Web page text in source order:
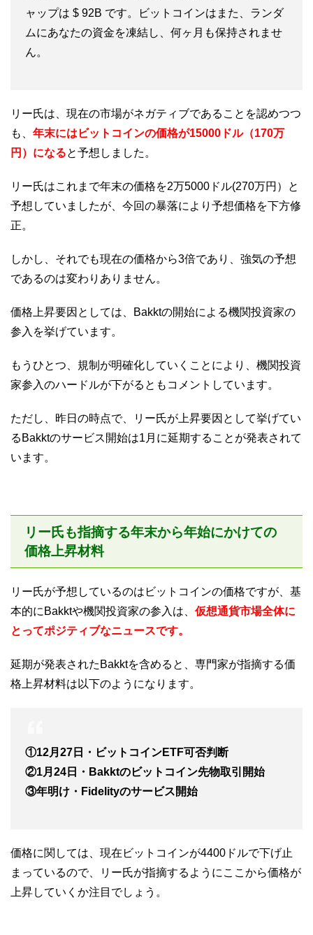
ャップは $ 92B です。ビットコインはまた、ランダ
ムにあなたの資金を凍結し、何ヶ月も保持されませ
ん。
リー氏は、現在の市場がネガティブであることを認めつつ
も、 年末にはビットコインの価格が15000ドル（170万
円）になると予想しました。
リー氏はこれまで年末の価格を2万5000ドル(270万円）と
予想していましたが、今回の暴落により予想価格を下方修
正。
しかし、それでも現在の価格から3倍であり、強気の予想
であるのは変わりありません。
価格上昇要因としては、Bakktの開始による機関投資家の
参入を挙げています。
もうひとつ、規制が明確化していくことにより、機関投資
家参入のハードルが下がるともコメントしています。
ただし、昨日の時点で、リー氏が上昇要因として挙げてい
るBakktのサービス開始は1月に延期することが発表されて
います。
リー氏も指摘する年末から年始にかけての
価格上昇材料
リー氏が予想しているのはビットコインの価格ですが、基
本的にBakktや機関投資家の参入は、 仮想通貨市場全体に
とってポジティブなニュースです。
延期が発表されたBakktを含めると、専門家が指摘する価
格上昇材料は以下のようになります。
①12月27日・ビットコインETF可否判断
②1月24日・Bakktのビットコイン先物取引開始
③年明け・Fidelityのサービス開始
価格に関しては、現在ビットコインが4400ドルで下げ止
まっているので、リー氏が指摘するようにここから価格が
上昇していくか注目でしょう。